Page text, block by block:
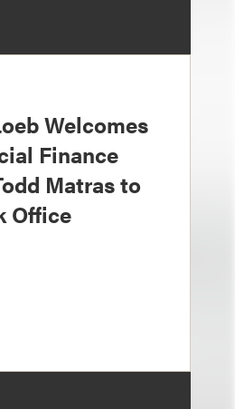
Welcomes
Finance
Matras to
Office